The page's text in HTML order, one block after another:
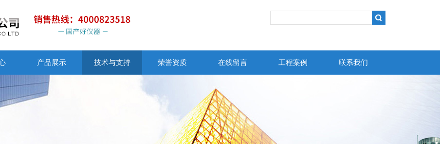
产品展示 技术与支持 荣誉资质 在线留言 工程案例 联系我们